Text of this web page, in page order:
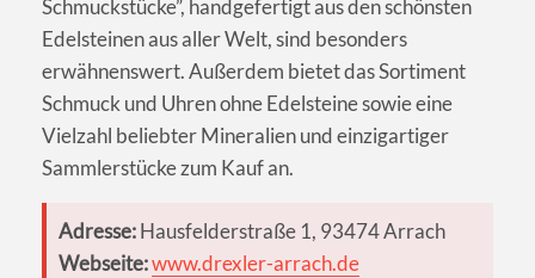
Schmuckstücke”, handgefertigt aus den schönsten
Edelsteinen aus aller Welt, sind besonders
erwähnenswert. Außerdem bietet das Sortiment
Schmuck und Uhren ohne Edelsteine sowie eine
Vielzahl beliebter Mineralien und einzigartiger
Sammlerstücke zum Kauf an.
Adresse:Hausfelderstraße 1, 93474 Arrach
Webseite:www.drexler-arrach.de